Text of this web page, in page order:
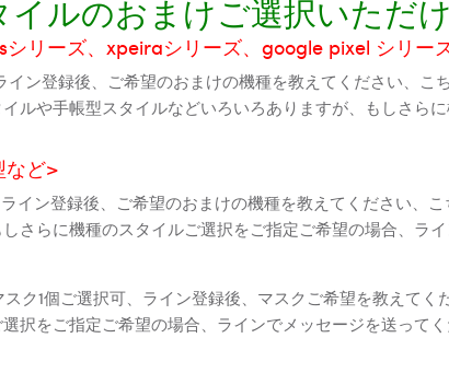
ルのおまけご選択いただ
リーズ、xpeiraシリーズ、google pixel シリー
ン登録後、ご希望のおまけの機種を教えてください、
ルや手帳型スタイルなどいろいろありますが、もしさら
ど>
イン登録後、ご希望のおまけの機種を教えてください、
さらに機種のスタイルご選択をご指定ご希望の場合、ラ
ク1個ご選択可、ライン登録後、マスクご希望を教えて
択をご指定ご希望の場合、ラインでメッセージを送って